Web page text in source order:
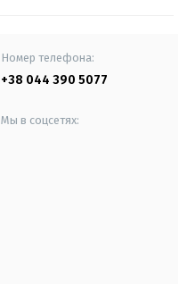
Номер телефона:
+38 044 390 5077
Мы в соцсетях: